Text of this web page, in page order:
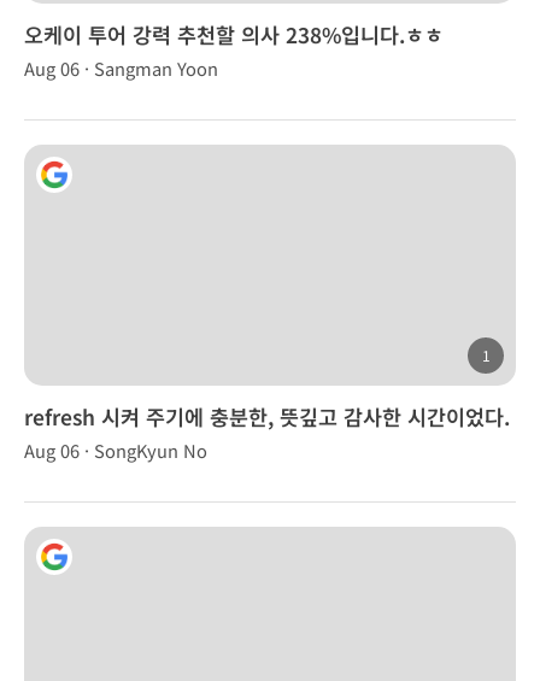
오케이 투어 강력 추천할 의사 238%입니다.ㅎㅎ
Aug 06 · Sangman Yoon
1
refresh 시켜 주기에 충분한, 뜻깊고 감사한 시간이었다.
Aug 06 · SongKyun No